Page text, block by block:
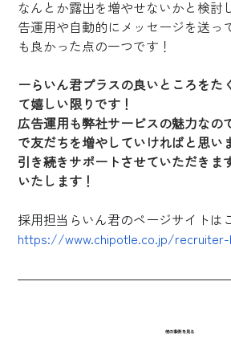
なんとか露出を増やせないかと検討
告運用や自動的にメッセージを送っ
も良かった点の一つです！
ーらいん君プラスの良いところをた
て嬉しい限りです！
広告運用も弊社サービスの魅力なの
で友だちを増やしていければと思い
引き続きサポートさせていただきま
いたします！
採用担当らいん君のページサイトは
https://www.chipotle.co.jp/recruiter-
他の事例を見る